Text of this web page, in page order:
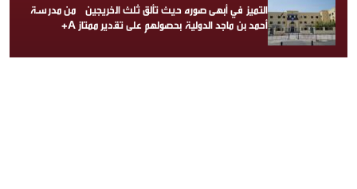
التميز في أبهى صوره حيث تألق ثلث الخريجين من مدرسة
أحمد بن ماجد الدولية بحصولهم على تقدير ممتاز A+